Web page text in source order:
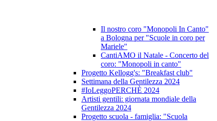
Il nostro coro "Monopoli In Canto"
a Bologna per "Scuole in coro per
Mariele"
CantiAMO il Natale - Concerto del
coro: "Monopoli in canto"
Progetto Kellogg's: "Breakfast club"
Settimana della Gentilezza 2024
#IoLeggoPERCHÈ 2024
Artisti gentili: giornata mondiale della
Gentilezza 2024
Progetto scuola - famiglia: "Scuola